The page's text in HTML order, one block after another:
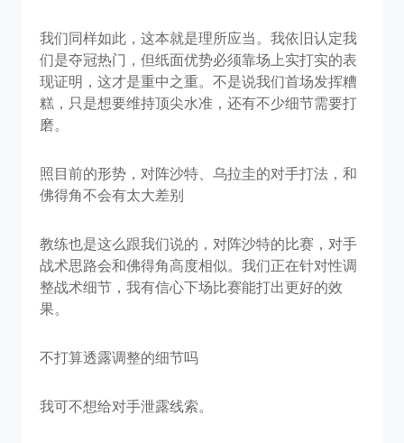
我们同样如此，这本就是理所应当。我依旧认定我
们是夺冠热门，但纸面优势必须靠场上实打实的表
现证明，这才是重中之重。不是说我们首场发挥糟
糕，只是想要维持顶尖水准，还有不少细节需要打
磨。
照目前的形势，对阵沙特、乌拉圭的对手打法，和
佛得角不会有太大差别
教练也是这么跟我们说的，对阵沙特的比赛，对手
战术思路会和佛得角高度相似。我们正在针对性调
整战术细节，我有信心下场比赛能打出更好的效
果。
不打算透露调整的细节吗
我可不想给对手泄露线索。